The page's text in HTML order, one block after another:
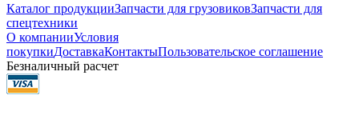
Каталог продукцииЗапчасти для грузовиковЗапчасти для
спецтехники
О компанииУсловия
покупкиДоставкаКонтактыПользовательское соглашение
Безналичный расчет